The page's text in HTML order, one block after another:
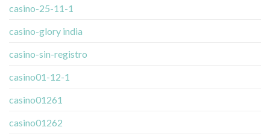
casino-25-11-1
casino-glory india
casino-sin-registro
casino01-12-1
casino01261
casino01262